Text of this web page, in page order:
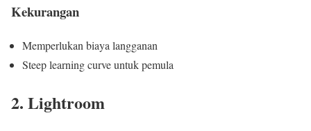
Kekurangan
Memperlukan biaya langganan
Steep learning curve untuk pemula
2. Lightroom